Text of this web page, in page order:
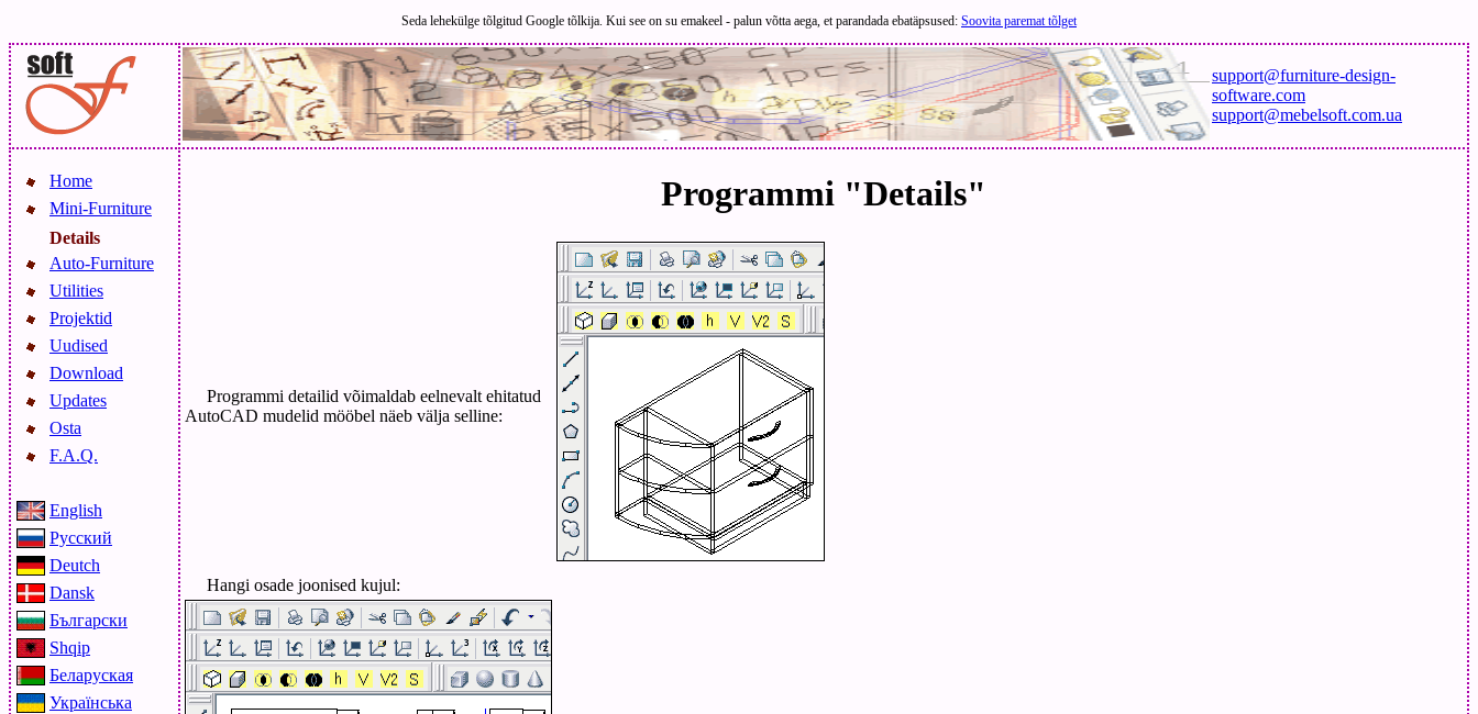
Seda lehekülge tõlgitud Google tõlkija. Kui see on su emakeel - palun võtta aega, et parandada ebatäpsused: Soovita paremat tõlget
support@furniture-design-
software.com
support@mebelsoft.com.ua
Home
Mini-Furniture
Details
Auto-Furniture
Utilities
Projektid
Uudised
Download
Updates
Osta
F.A.Q.
English
Русский
Deutch
Dansk
Български
Shqip
Беларуская
Українська
Programmi "Details"
Programmi detailid võimaldab eelnevalt ehitatud
AutoCAD mudelid mööbel näeb välja selline:
Hangi osade joonised kujul: